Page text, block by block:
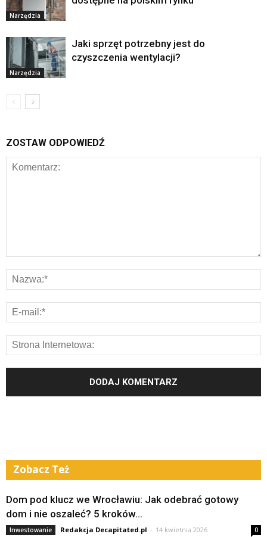
Narzędzia
Narzędzia
Jaki sprzęt potrzebny jest do
czyszczenia wentylacji?
ZOSTAW ODPOWIEDŹ
Zobacz Też
Dom pod klucz we Wrocławiu: Jak odebrać gotowy
dom i nie oszaleć? 5 kroków...
Inwestowanie Redakcja Decapitated.pl - 14 kwietnia 2026 0